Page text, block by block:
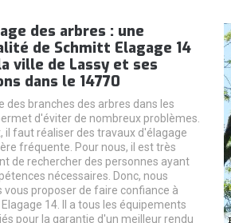
des arbres : une
de Schmitt Elagage 14
ville de Lassy et ses
dans le 14770
des branches des arbres dans les
d'éviter de nombreux problèmes.
il faut réaliser des travaux d'élagage
fréquente. Pour nous, il est très
de rechercher des personnes ayant
nécessaires. Donc, nous
vous proposer de faire confiance à
14. Il a tous les équipements
pour la garantie d'un meilleur rendu